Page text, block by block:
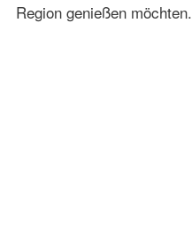
Region genießen möchten.